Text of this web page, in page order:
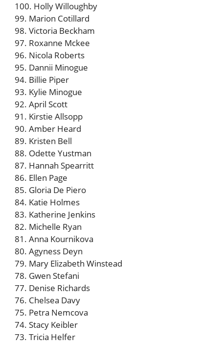
100. Holly Willoughby
99. Marion Cotillard
98. Victoria Beckham
97. Roxanne Mckee
96. Nicola Roberts
95. Dannii Minogue
94. Billie Piper
93. Kylie Minogue
92. April Scott
91. Kirstie Allsopp
90. Amber Heard
89. Kristen Bell
88. Odette Yustman
87. Hannah Spearritt
86. Ellen Page
85. Gloria De Piero
84. Katie Holmes
83. Katherine Jenkins
82. Michelle Ryan
81. Anna Kournikova
80. Agyness Deyn
79. Mary Elizabeth Winstead
78. Gwen Stefani
77. Denise Richards
76. Chelsea Davy
75. Petra Nemcova
74. Stacy Keibler
73. Tricia Helfer